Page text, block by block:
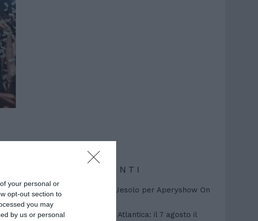
your personal or
opt-out section to
you may
by us or personal
POST RECENTI
20mila presenze a Jesolo per Aperyshow On
Grelmos sbarca ad Atlantica: il 7 agosto il